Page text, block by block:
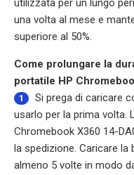
utilizzata per un lungo
una volta al mese e
superiore al 50%.
Come prolungare la
portatile HP
1
Si prega di caricare
usarlo per la prima volta.
Chromebook X360 14-
la spedizione. Caricare
almeno 5 volte in modo